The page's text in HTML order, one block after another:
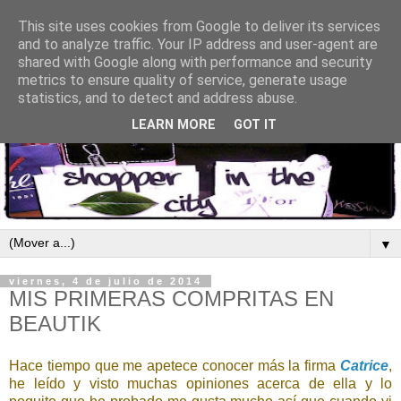
▼
viernes, 4 de julio de 2014
MIS PRIMERAS COMPRITAS EN
BEAUTIK
Hace tiempo que me apetece conocer más la firma Catrice,
he leído y visto muchas opiniones acerca de ella y lo
This site uses cookies from Google to deliver its services
and to analyze traffic. Your IP address and user-agent are
shared with Google along with performance and security
metrics to ensure quality of service, generate usage
statistics, and to detect and address abuse.
LEARN MORE GOT IT